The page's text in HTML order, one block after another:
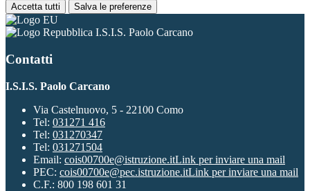
Accetta tutti Salva le preferenze
I.S.I.S. Paolo Carcano
Contatti
I.S.I.S. Paolo Carcano
Via Castelnuovo, 5 - 22100 Como
Tel: 031271 416
Tel: 031270347
Tel: 031271504
Email: cois00700e@istruzione.itLink per inviare una mail
PEC: cois00700e@pec.istruzione.itLink per inviare una mail
C.F.: 800 198 601 31